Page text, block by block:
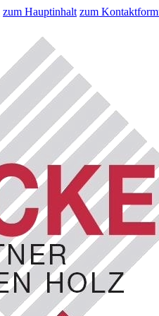
zum Hauptinhalt zum